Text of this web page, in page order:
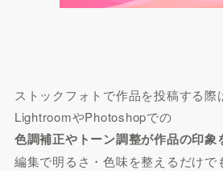
ストックフォトで作品を投稿する際
LightroomやPhotoshopでの
色調補正やトーン調整が作品の印象
編集で明るさ・色味を整えるだけで